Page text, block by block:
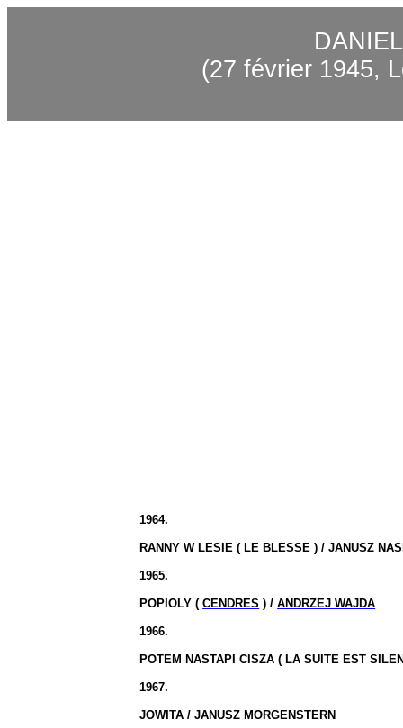
(27 février 1945,
1964.
RANNY W LESIE( LE BLESSE ) / JANUSZ
1965.
POPIOLY (CENDRES ) /ANDRZEJ WAJDA
1966.
POTEM NASTAPI CISZA( LA SUITE EST
1967.
JOWITA / JANUSZ MORGENSTERN